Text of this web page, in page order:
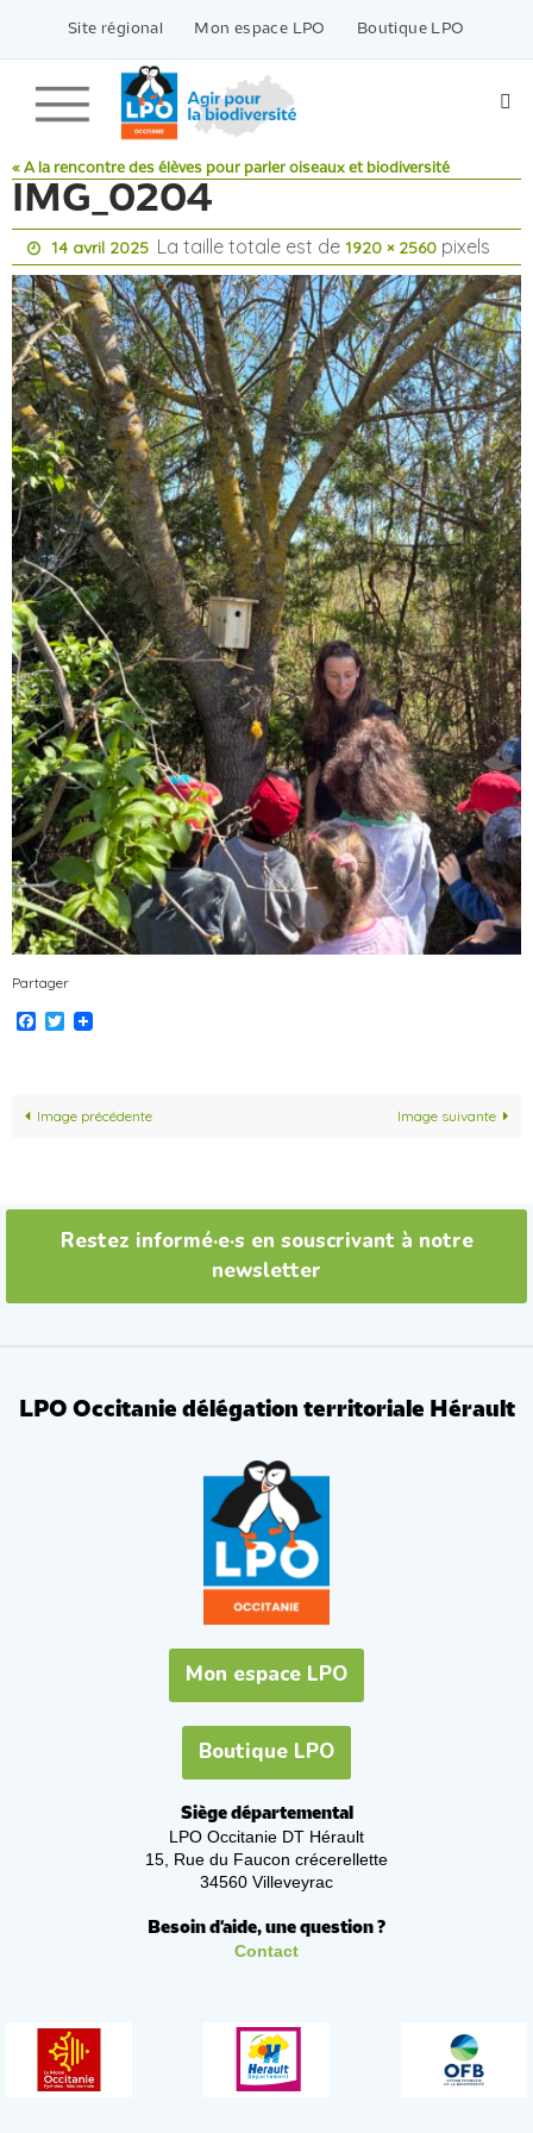
contenu
Site régional Mon espace LPO Boutique LPO
« A la rencontre des élèves pour parler oiseaux et biodiversité
IMG_0204
14 avril 2025 La taille totale est de1920 × 2560 pixels
Partager
Facebook
Twitter
Image précédente Image suivante
Restez informé·e·s en souscrivant à notre
newsletter
LPO Occitanie délégation territoriale Hérault
Mon espace LPO
Boutique LPO
Siège départemental
LPO Occitanie DT Hérault
15, Rue du Faucon crécerellette
34560 Villeveyrac
Besoin d'aide, une question ?
Contact